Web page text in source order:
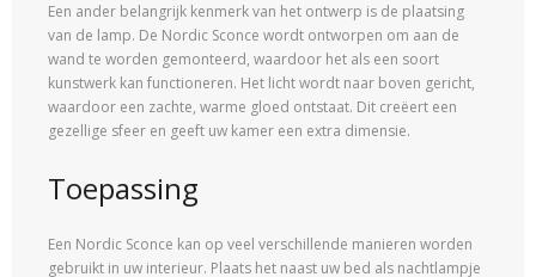
Een ander belangrijk kenmerk van het ontwerp is de plaatsing
van de lamp. De Nordic Sconce wordt ontworpen om aan de
wand te worden gemonteerd, waardoor het als een soort
kunstwerk kan functioneren. Het licht wordt naar boven gericht,
waardoor een zachte, warme gloed ontstaat. Dit creëert een
gezellige sfeer en geeft uw kamer een extra dimensie.
Toepassing
Een Nordic Sconce kan op veel verschillende manieren worden
gebruikt in uw interieur. Plaats het naast uw bed als nachtlampje